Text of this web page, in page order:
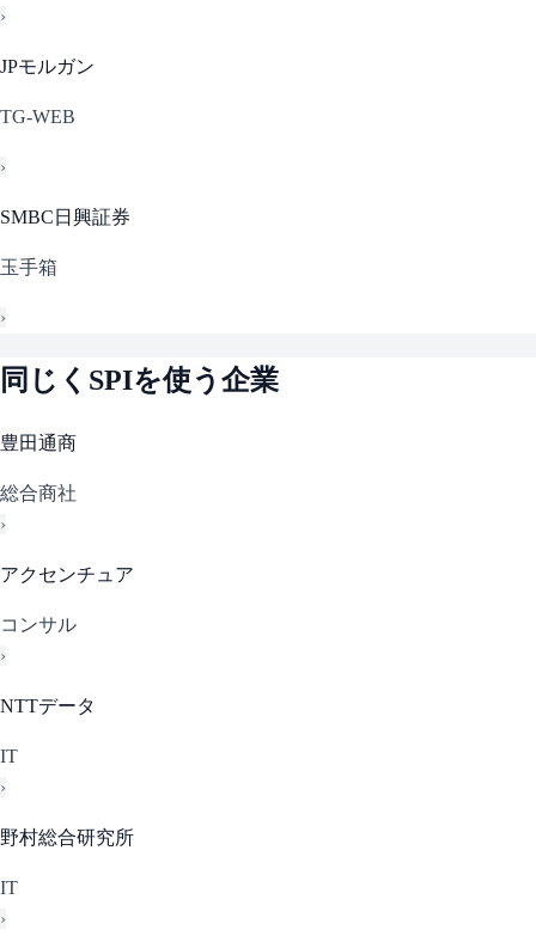
›
JPモルガン
TG-WEB
›
SMBC日興証券
玉手箱
›
同じく SPIを使う企業
豊田通商
総合商社
›
アクセンチュア
コンサル
›
NTTデータ
IT
›
野村総合研究所
IT
›